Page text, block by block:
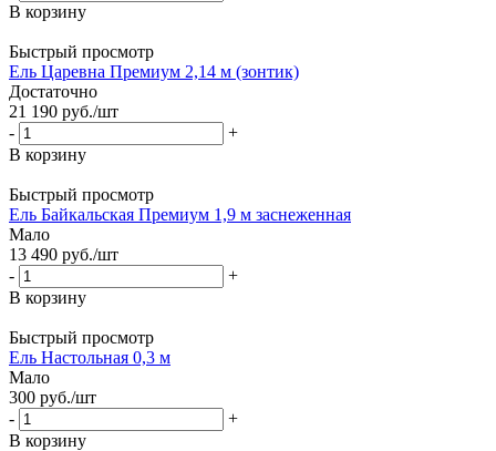
В корзину
Быстрый просмотр
Ель Царевна Премиум 2,14 м (зонтик)
Достаточно
21 190 руб./шт
-
+
В корзину
Быстрый просмотр
Ель Байкальская Премиум 1,9 м заснеженная
Мало
13 490 руб./шт
-
+
В корзину
Быстрый просмотр
Ель Настольная 0,3 м
Мало
300 руб./шт
-
+
В корзину